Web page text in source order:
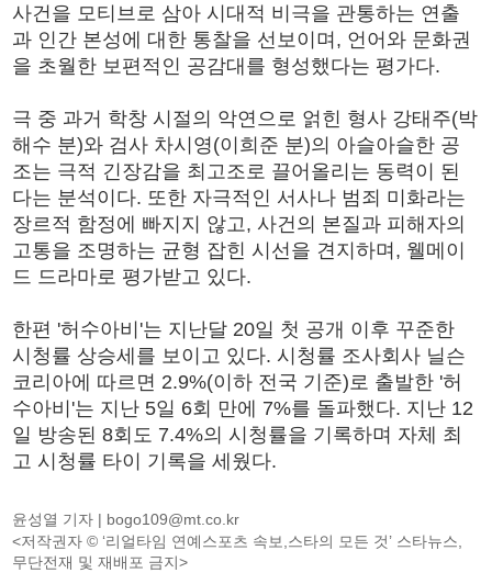
사건을 모티브로 삼아 시대적 비극을 관통하는 연출
과 인간 본성에 대한 통찰을 선보이며, 언어와 문화권
을 초월한 보편적인 공감대를 형성했다는 평가다.
극 중 과거 학창 시절의 악연으로 얽힌 형사 강태주(박
해수 분)와 검사 차시영(이희준 분)의 아슬아슬한 공
조는 극적 긴장감을 최고조로 끌어올리는 동력이 된
다는 분석이다. 또한 자극적인 서사나 범죄 미화라는
장르적 함정에 빠지지 않고, 사건의 본질과 피해자의
고통을 조명하는 균형 잡힌 시선을 견지하며, 웰메이
드 드라마로 평가받고 있다.
한편 '허수아비'는 지난달 20일 첫 공개 이후 꾸준한
시청률 상승세를 보이고 있다. 시청률 조사회사 닐슨
코리아에 따르면 2.9%(이하 전국 기준)로 출발한 '허
수아비'는 지난 5일 6회 만에 7%를 돌파했다. 지난 12
일 방송된 8회도 7.4%의 시청률을 기록하며 자체 최
고 시청률 타이 기록을 세웠다.
윤성열 기자 | bogo109@mt.co.kr
<저작권자 © ‘리얼타임 연예스포츠 속보,스타의 모든 것’ 스타뉴스,
무단전재 및 재배포 금지>